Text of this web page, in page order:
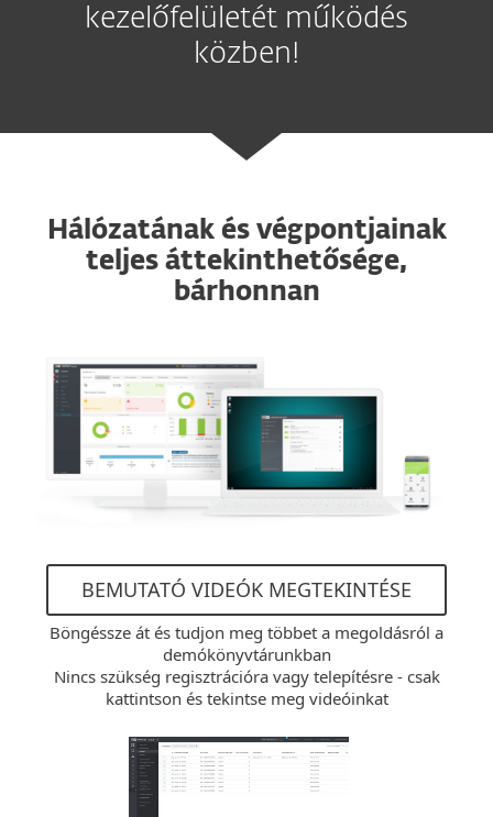
kezelőfelületét működés
közben!
Hálózatának és végpontjainak
teljes áttekinthetősége,
bárhonnan
BEMUTATÓ VIDEÓK MEGTEKINTÉSE
Böngéssze át és tudjon meg többet a megoldásról a
demókönyvtárunkban
Nincs szükség regisztrációra vagy telepítésre - csak
kattintson és tekintse meg videóinkat